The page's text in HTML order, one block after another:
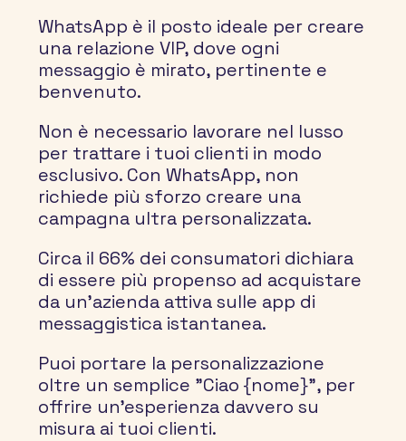
WhatsApp è il posto ideale per creare
una relazione VIP, dove ogni
messaggio è mirato, pertinente e
benvenuto.
Non è necessario lavorare nel lusso
per trattare i tuoi clienti in modo
esclusivo. Con WhatsApp, non
richiede più sforzo creare una
campagna ultra personalizzata.
Circa il 66% dei consumatori dichiara
di essere più propenso ad acquistare
da un'azienda attiva sulle app di
messaggistica istantanea.
Puoi portare la personalizzazione
oltre un semplice "Ciao {nome}", per
offrire un'esperienza davvero su
misura ai tuoi clienti.